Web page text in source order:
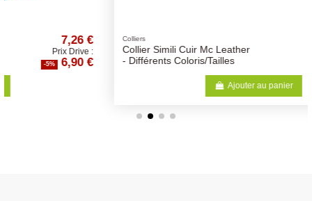
Collier Simili Cuir Mc Leather
- Différents Coloris/Tailles